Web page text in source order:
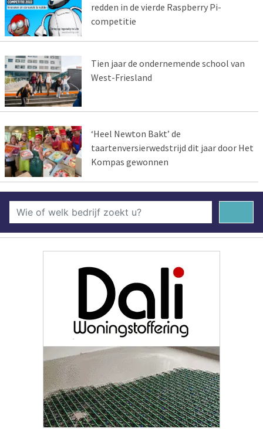
redden in de vierde Raspberry Pi-
competitie
Tien jaar de ondernemende school van
West-Friesland
‘Heel Newton Bakt’ de
taartenversierwedstrijd dit jaar door Het
Kompas gewonnen